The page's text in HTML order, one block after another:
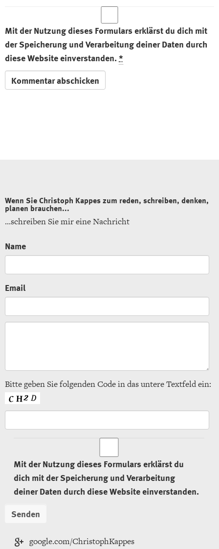
Mit der Nutzung dieses Formulars erklärst du dich mit
der Speicherung und Verarbeitung deiner Daten durch
diese Website einverstanden.*
Wenn Sie Christoph Kappes zum reden, schreiben, denken,
planen brauchen...
...schreiben Sie mir eine Nachricht
Name
Email
Bitte geben Sie folgenden Code in das untere Textfeld ein:
Mit der Nutzung dieses Formulars erklärst du
dich mit der Speicherung und Verarbeitung
deiner Daten durch diese Website einverstanden.
google.com/ChristophKappes